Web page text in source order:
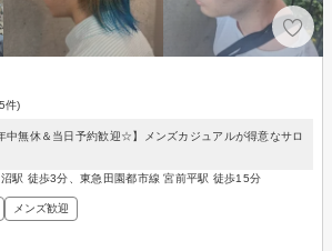
件)
中無休＆当日予約歓迎☆】メンズカジュアルが得意なサロ
駅 徒歩3分、東急田園都市線 宮前平駅 徒歩15分
メンズ歓迎